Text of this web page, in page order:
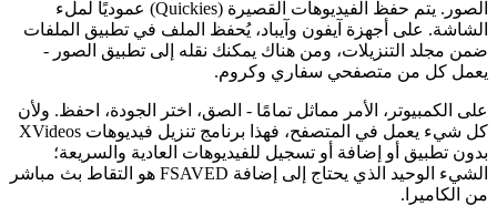
الصور. يتم حفظ الفيديوهات القصيرة (Quickies) عموديًا لملء
الشاشة. على أجهزة آيفون وآيباد، يُحفظ الملف في تطبيق الملفات
ضمن مجلد التنزيلات، ومن هناك يمكنك نقله إلى تطبيق الصور -
يعمل كل من متصفحي سفاري وكروم.
على الكمبيوتر، الأمر مماثل تمامًا - الصق، اختر الجودة، احفظ. ولأن
كل شيء يعمل في المتصفح، فهذا برنامج تنزيل فيديوهات XVideos
بدون تطبيق أو إضافة أو تسجيل للفيديوهات العادية والسريعة؛
الشيء الوحيد الذي يحتاج إلى إضافة FSAVED هو التقاط بث مباشر
من الكاميرا.